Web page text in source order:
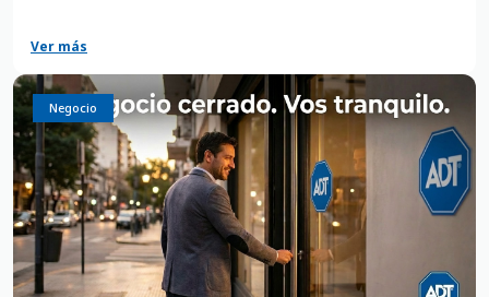
Ver más
Negocio